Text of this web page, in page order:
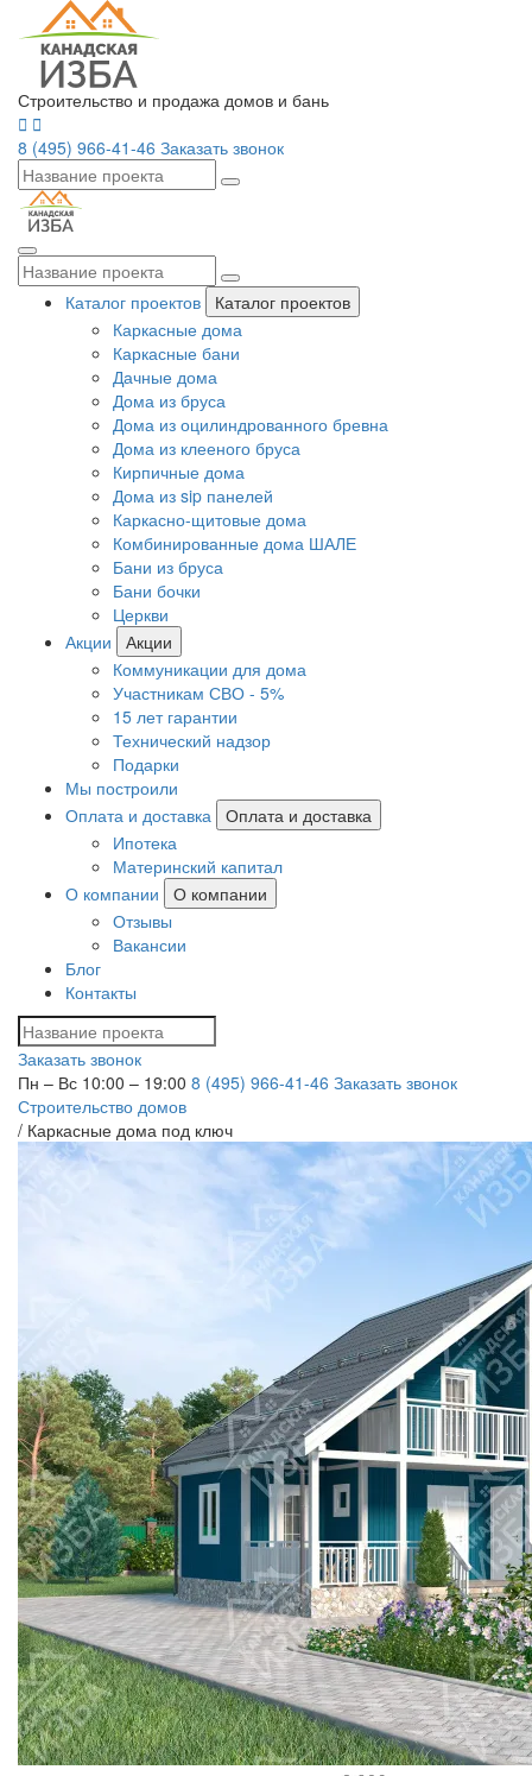
Строительство и продажа домов и бань
8 (495) 966-41-46 Заказать звонок
Каталог проектов
Каталог проектов
Каркасные дома
Каркасные бани
Дачные дома
Дома из бруса
Дома из оцилиндрованного бревна
Дома из клееного бруса
Кирпичные дома
Дома из sip панелей
Каркасно-щитовые дома
Комбинированные дома ШАЛЕ
Бани из бруса
Бани бочки
Церкви
Акции
Акции
Коммуникации для дома
Участникам СВО - 5%
15 лет гарантии
Технический надзор
Подарки
Мы построили
Оплата и доставка
Оплата и доставка
Ипотека
Материнский капитал
О компании
О компании
Отзывы
Вакансии
Блог
Контакты
Заказать звонок
Пн – Вс 10:00 – 19:00 8 (495) 966-41-46 Заказать звонок
Строительство домов
/ Каркасные дома под ключ